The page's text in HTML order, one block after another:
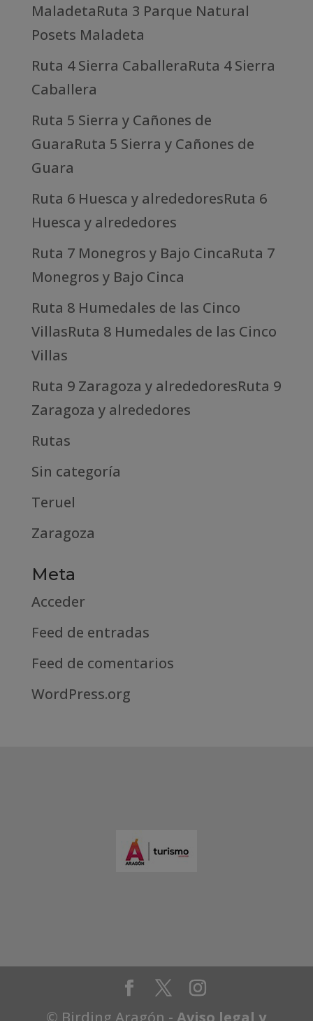
MaladetaRuta 3 Parque Natural
Posets Maladeta
Ruta 4 Sierra CaballeraRuta 4 Sierra
Caballera
Ruta 5 Sierra y Cañones de
GuaraRuta 5 Sierra y Cañones de
Guara
Ruta 6 Huesca y alrededoresRuta 6
Huesca y alrededores
Ruta 7 Monegros y Bajo CincaRuta 7
Monegros y Bajo Cinca
Ruta 8 Humedales de las Cinco
VillasRuta 8 Humedales de las Cinco
Villas
Ruta 9 Zaragoza y alrededoresRuta 9
Zaragoza y alrededores
Rutas
Sin categoría
Teruel
Zaragoza
Meta
Acceder
Feed de entradas
Feed de comentarios
WordPress.org
© Birding Aragón - Aviso legal y